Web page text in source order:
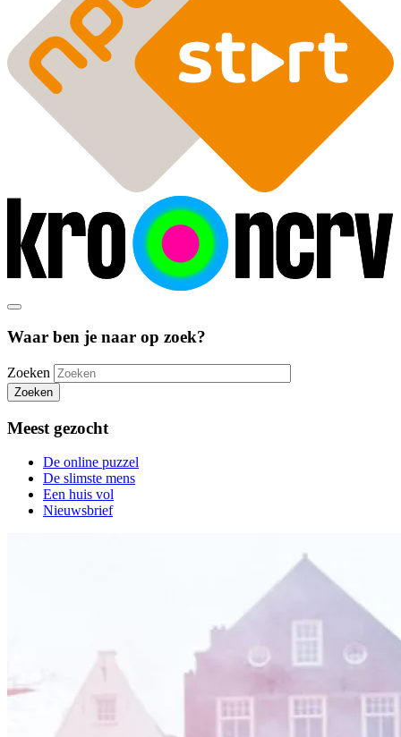
Waar ben je naar op zoek?
Zoeken
Zoeken
Meest gezocht
De online puzzel
De slimste mens
Een huis vol
Nieuwsbrief